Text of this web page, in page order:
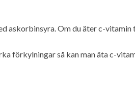
askorbinsyra. Om du äter c-
förkylningar så kan man äta c-